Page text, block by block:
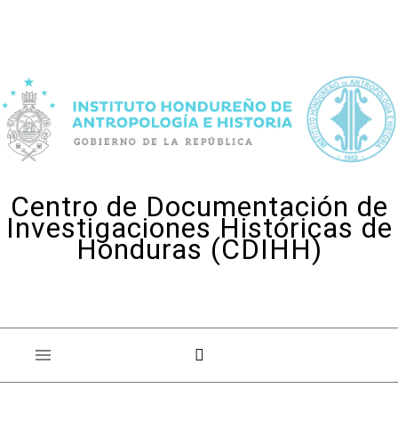
Centro de Documentación de
Investigaciones Históricas de
Honduras (CDIHH)